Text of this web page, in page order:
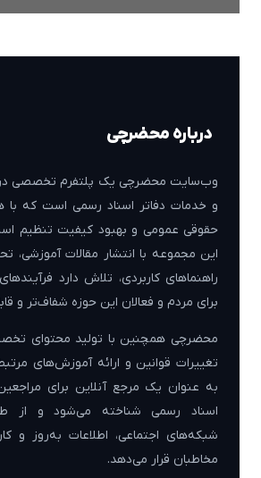
درباره محضرچی
وب‌سایت محضرچی یک پلتفرم تخصصی در
و خدمات دفاتر اسناد رسمی است که با
حقوقی عمومی و بهبود کیفیت تنظیم
این مجموعه با انتشار مقالات آموزشی،
راهنماهای کاربردی، تلاش دارد
برای مردم و فعالان این حوزه شفاف‌تر و
محضرچی همچنین با تولید محتوای
تغییرات قوانین و ارائه آموزش‌های مرتبط
به عنوان یک مرجع آنلاین برای
اسناد رسمی شناخته می‌شود و از
شبکه‌های اجتماعی، اطلاعات به‌روز و
مخاطبان قرار می‌دهد.